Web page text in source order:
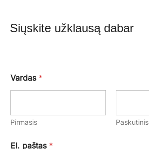
Siųskite užklausą dabar
Vardas *
Pirmasis Paskutinis
El. paštas *